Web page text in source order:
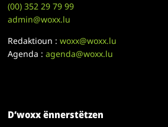
(00)352 29 79 99
admin@woxx.lu
Redaktioun :woxx@woxx.lu
Agenda :agenda@woxx.lu
D’woxx ënnerstëtzen